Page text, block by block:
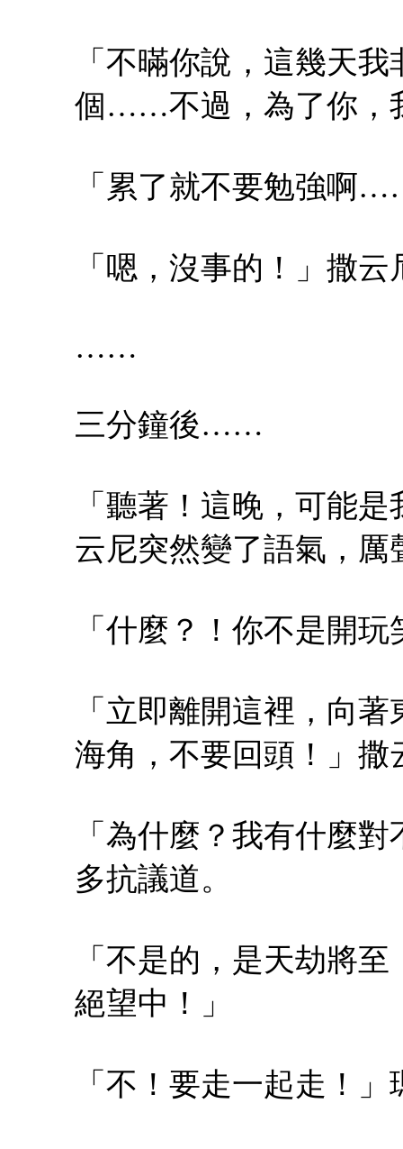
「不暪你說，這幾天
個……不過，為了你，
「累了就不要勉強啊
「嗯，沒事的！」撒
……
三分鐘後……
「聽著！這晚，可能
云尼突然變了語氣，厲
「什麼？！你不是開
「立即離開這裡，向
海角，不要回頭！」
「為什麼？我有什麼
多抗議道。
「不是的，是天劫將
絕望中！」
「不！要走一起走！